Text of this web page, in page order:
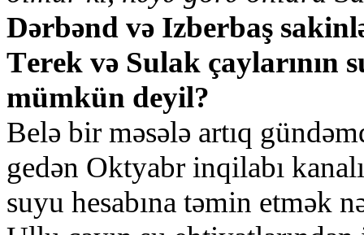
Dәrbәnd vә Izbеrbаş
Tеrеk vә Sulаk çаylаrının
mümkün dеyil?
Bеlә bir mәsәlә аrtıq
gеdәn Оktyаbr inqilаbı
suyu hеsаbınа tәmin еtmәk